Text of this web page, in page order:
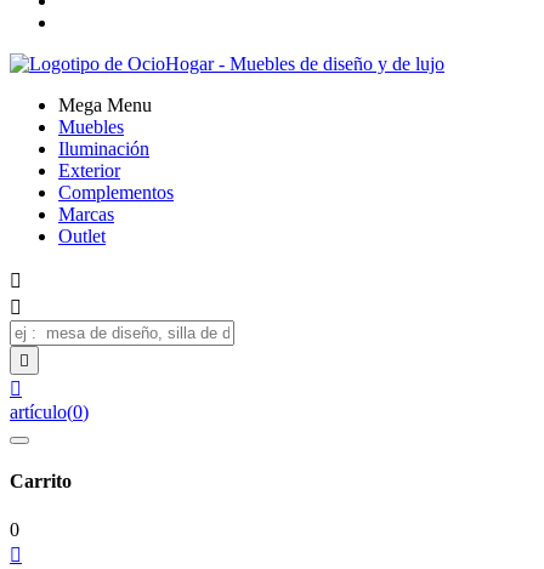
Mega Menu
Muebles
Iluminación
Exterior
Complementos
Marcas
Outlet




artículo(0)
Carrito
0
